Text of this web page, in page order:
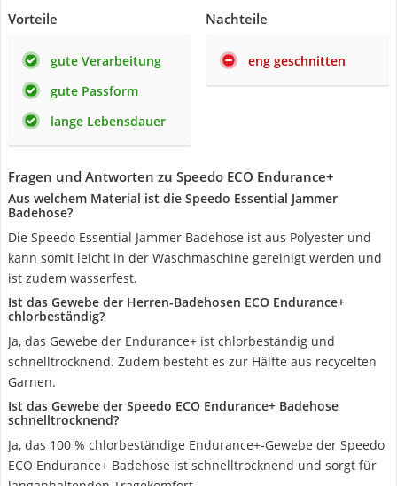
Vorteile
gute Verarbeitung
gute Passform
lange Lebensdauer
Nachteile
eng geschnitten
Fragen und Antworten zu Speedo ECO Endurance+
Aus welchem Material ist die Speedo Essential Jammer
Badehose?
Die Speedo Essential Jammer Badehose ist aus Polyester und
kann somit leicht in der Waschmaschine gereinigt werden und
ist zudem wasserfest.
Ist das Gewebe der Herren-Badehosen ECO Endurance+
chlorbeständig?
Ja, das Gewebe der Endurance+ ist chlorbeständig und
schnelltrocknend. Zudem besteht es zur Hälfte aus recycelten
Garnen.
Ist das Gewebe der Speedo ECO Endurance+ Badehose
schnelltrocknend?
Ja, das 100 % chlorbeständige Endurance+-Gewebe der Speedo
ECO Endurance+ Badehose ist schnelltrocknend und sorgt für